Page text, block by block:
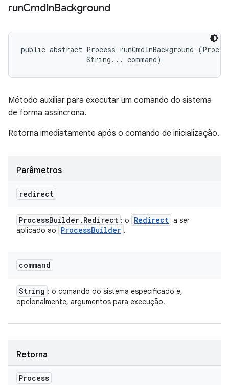
runCmdInBackground
public abstract Process runCmdInBackground
                String... command)
Método auxiliar para executar um comando do sistema
de forma assíncrona.
Retorna imediatamente após o comando de inicialização.
Parâmetros
redirect
ProcessBuilder. Redirect : o Redirect a ser
aplicado ao
ProcessBuilder .
command
String : o comando do sistema especificado e,
opcionalmente, argumentos para execução.
Retorna
Process